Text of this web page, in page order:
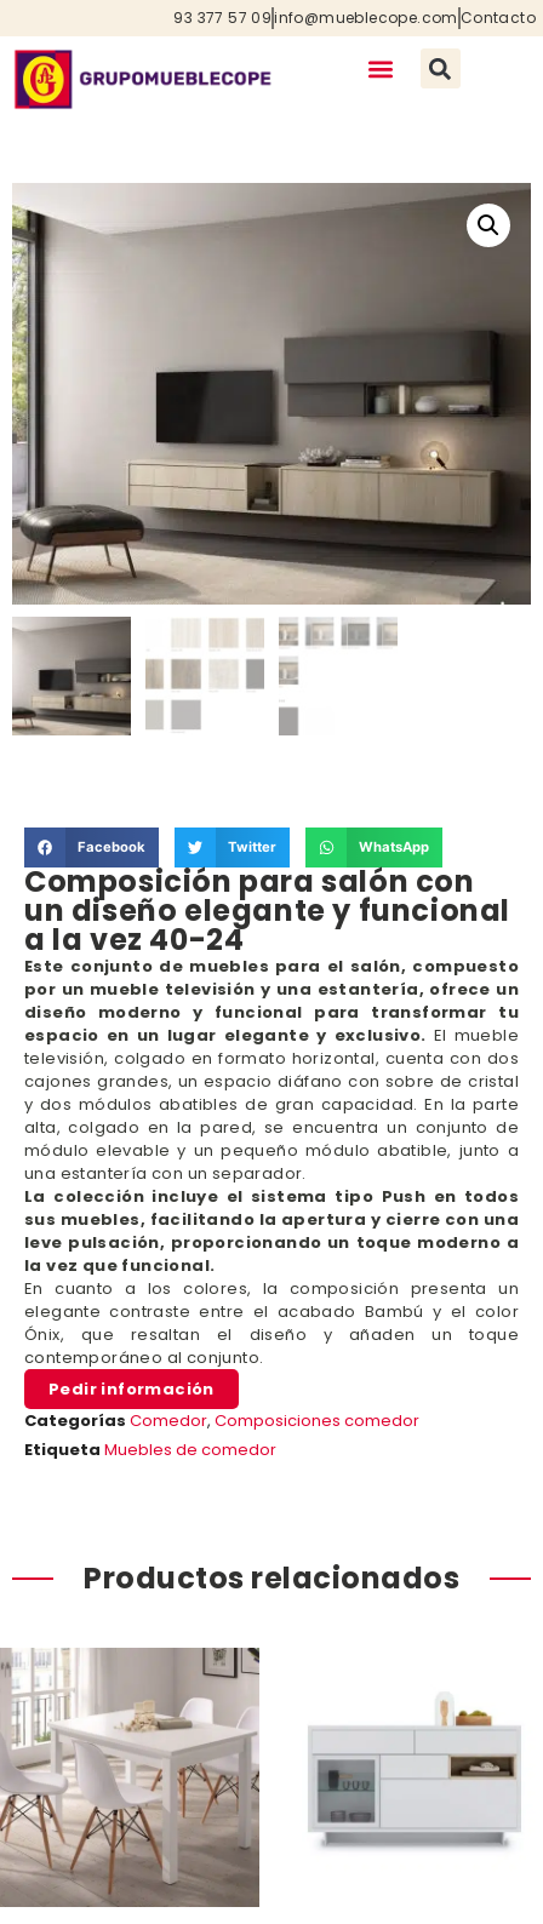
93 377 57 09info@mueblecope.com Contacto
Facebook Twitter WhatsApp
Composición para salón con
un diseño elegante y funcional
a la vez 40-24
Este conjunto de muebles para el salón, compuesto
por un mueble televisión y una estantería, ofrece un
diseño moderno y funcional para transformar tu
espacio en un lugar elegante y exclusivo. El mueble
televisión, colgado en formato horizontal, cuenta con dos
cajones grandes, un espacio diáfano con sobre de cristal
y dos módulos abatibles de gran capacidad. En la parte
alta, colgado en la pared, se encuentra un conjunto de
módulo elevable y un pequeño módulo abatible, junto a
una estantería con un separador.
La colección incluye el sistema tipo Push en todos
sus muebles, facilitando la apertura y cierre con una
leve pulsación, proporcionando un toque moderno a
la vez que funcional.
En cuanto a los colores, la composición presenta un
elegante contraste entre el acabado Bambú y el color
Ónix, que resaltan el diseño y añaden un toque
contemporáneo al conjunto.
Pedir información
Categorías Comedor, Composiciones comedor
Etiqueta Muebles de comedor
Productos relacionados